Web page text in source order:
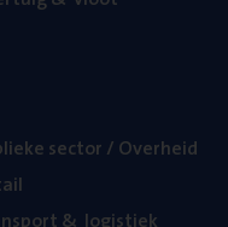
sec­tor / Overheid
& logistiek